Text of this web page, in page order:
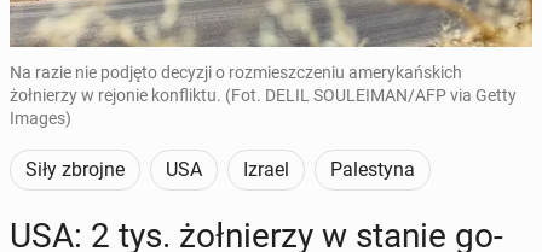
Na razie nie podjęto decyzji o rozmieszczeniu amerykańskich
żołnierzy w rejonie konfliktu. (Fot. DELIL SOULEIMAN/AFP via Getty
Images)
Siły zbrojne USA Izrael Palestyna
USA: 2 tys. żoł­nie­rzy w stanie go­